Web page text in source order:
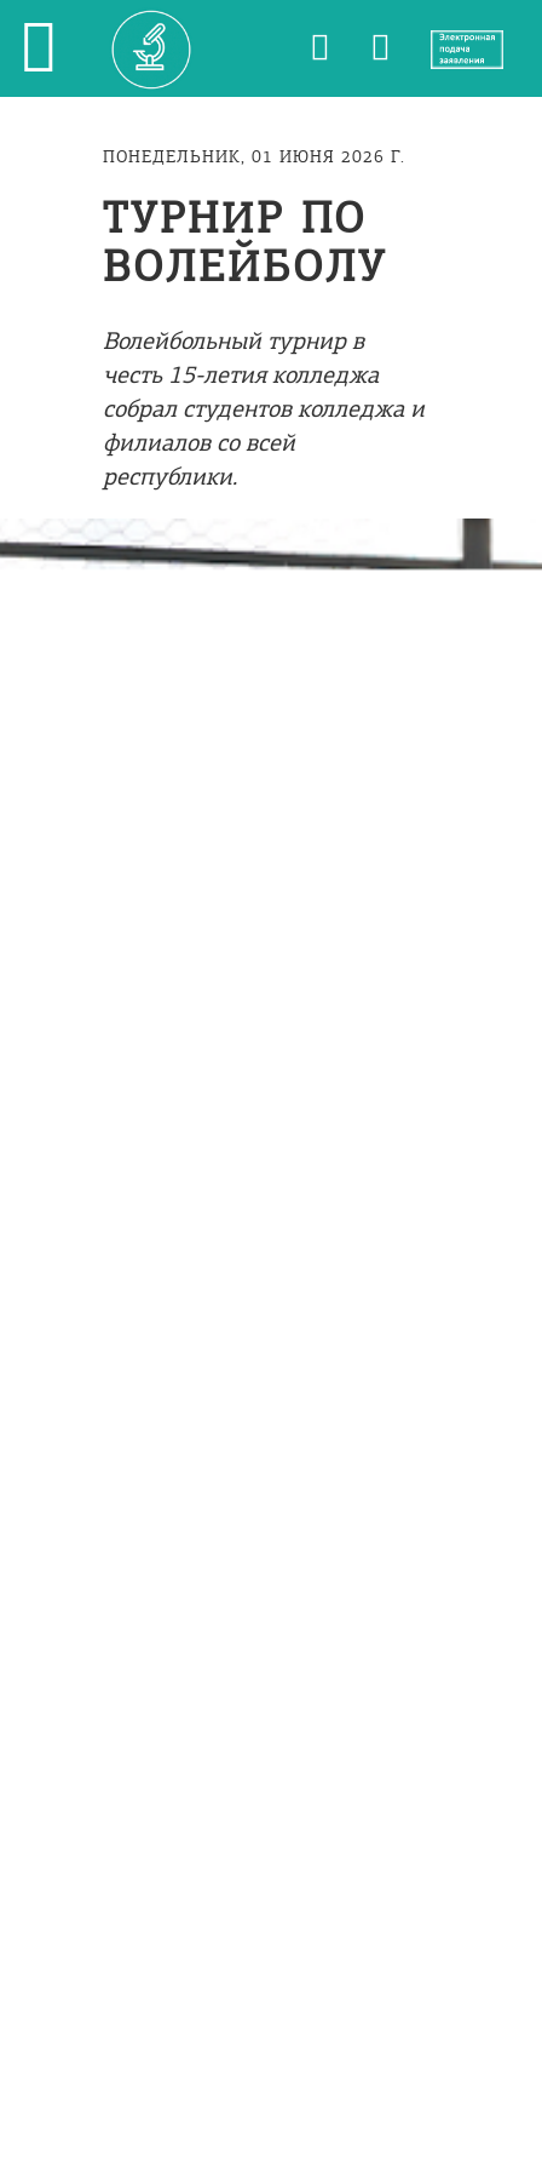
ПОНЕДЕЛЬНИК, 01 ИЮНЯ 2026 Г.
ТУРНИР ПО
ВОЛЕЙБОЛУ
Волейбольный турнир в
честь 15-летия колледжа
собрал студентов колледжа и
филиалов со всей
республики.